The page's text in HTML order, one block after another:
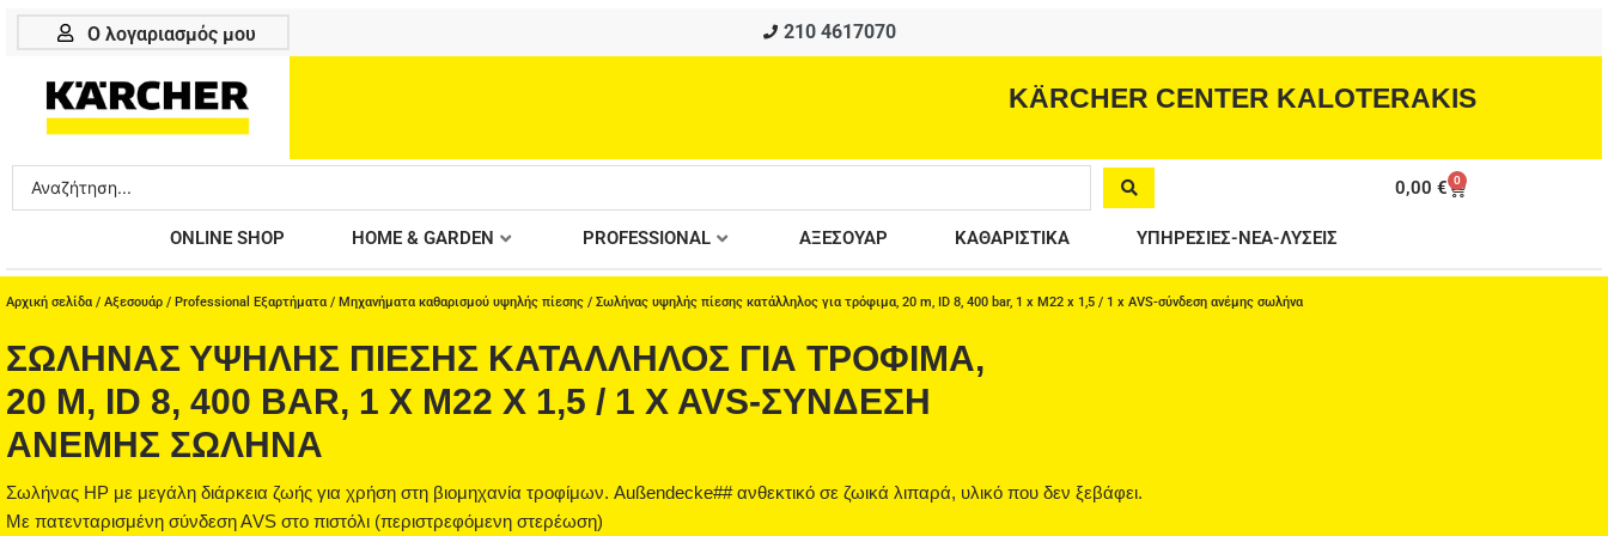
Μετάβαση
Ο λογαριασμός μου 210 4617070
KÄRCHER CENTER KALOTERAKIS
Search
...
0,00€ 0
Cart
ONLINE SHOP HOME & GARDEN PROFESSIONAL ΑΞΕΣΟΥΑΡ ΚΑΘΑΡΙΣΤΙΚΑ ΥΠΗΡΕΣΙΕΣ-ΝΕΑ-ΛΥΣΕΙΣ
Αρχική σελίδα / Αξεσουάρ / Professional Εξαρτήματα / Μηχανήματα καθαρισμού υψηλής πίεσης / Σωλήνας υψηλής πίεσης κατάλληλος για τρόφιμα, 20 m, ID 8, 400 bar, 1 x M22 x 1,5 / 1 x AVS-σύνδεση ανέμης σωλήνα
ΣΩΛΉΝΑΣ ΥΨΗΛΉΣ ΠΊΕΣΗΣ ΚΑΤΆΛΛΗΛΟΣ ΓΙΑ ΤΡΌΦΙΜΑ,
20 M, ID 8, 400 BAR, 1 X M22 X 1,5 / 1 X AVS-ΣΎΝΔΕΣΗ
ΑΝΈΜΗΣ ΣΩΛΉΝΑ
Σωλήνας ΗΡ με μεγάλη διάρκεια ζωής για χρήση στη βιομηχανία τροφίμων. Außendecke## ανθεκτικό σε ζωικά λιπαρά, υλικό που δεν ξεβάφει.
Με πατενταρισμένη σύνδεση ΑVS στο πιστόλι (περιστρεφόμενη στερέωση)